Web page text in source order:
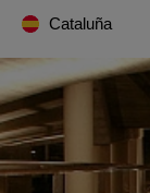
Cataluña